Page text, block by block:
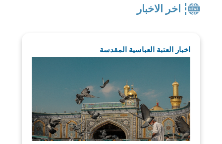
اخر الاخبار
اخبار العتبة العباسية المقدسة